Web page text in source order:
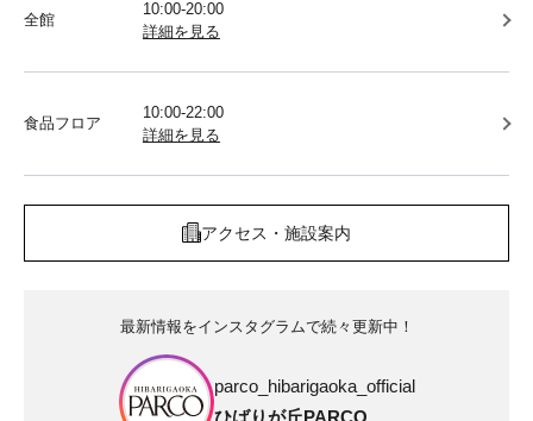
全館
10:00-20:00
詳細を見る
食品フロア
10:00-22:00
詳細を見る
アクセス・施設案内
最新情報をインスタグラムで続々更新中！
parco_hibarigaoka_official
ひばりが丘PARCO